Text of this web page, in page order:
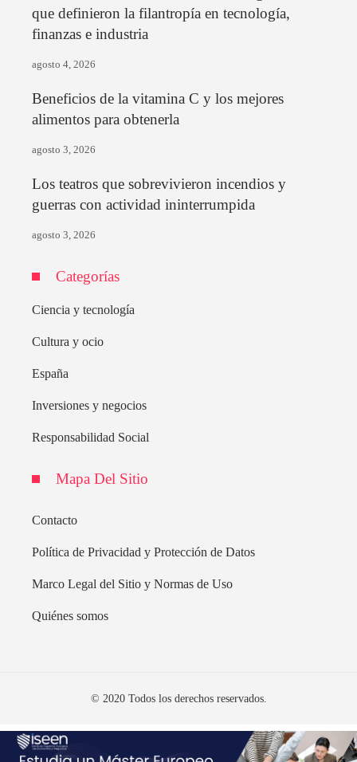
que definieron la filantropía en tecnología,
finanzas e industria
agosto 4, 2026
Beneficios de la vitamina C y los mejores
alimentos para obtenerla
agosto 3, 2026
Los teatros que sobrevivieron incendios y
guerras con actividad ininterrumpida
agosto 3, 2026
Categorías
Ciencia y tecnología
Cultura y ocio
España
Inversiones y negocios
Responsabilidad Social
Mapa Del Sitio
Contacto
Política de Privacidad y Protección de Datos
Marco Legal del Sitio y Normas de Uso
Quiénes somos
© 2020 Todos los derechos reservados.